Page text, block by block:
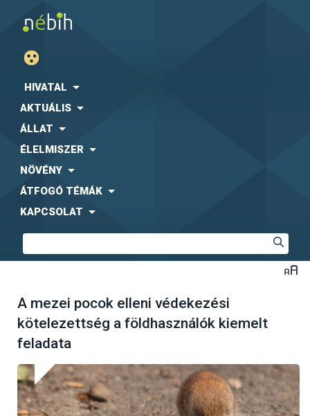
HIVATAL
AKTUÁLIS
ÁLLAT
ÉLELMISZER
NÖVÉNY
ÁTFOGÓ TÉMÁK
KAPCSOLAT
A mezei pocok elleni védekezési
kötelezettség a földhasználók kiemelt
feladata